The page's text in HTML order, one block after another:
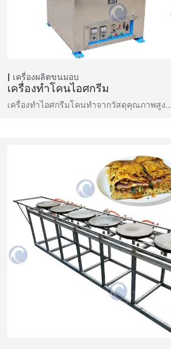
เครื่องผลิตขนมอบ
เครื่องทำโคนไอศกรีม
เครื่องทำไอศกรีมโคนทำจากวัสดุคุณภาพสูง…